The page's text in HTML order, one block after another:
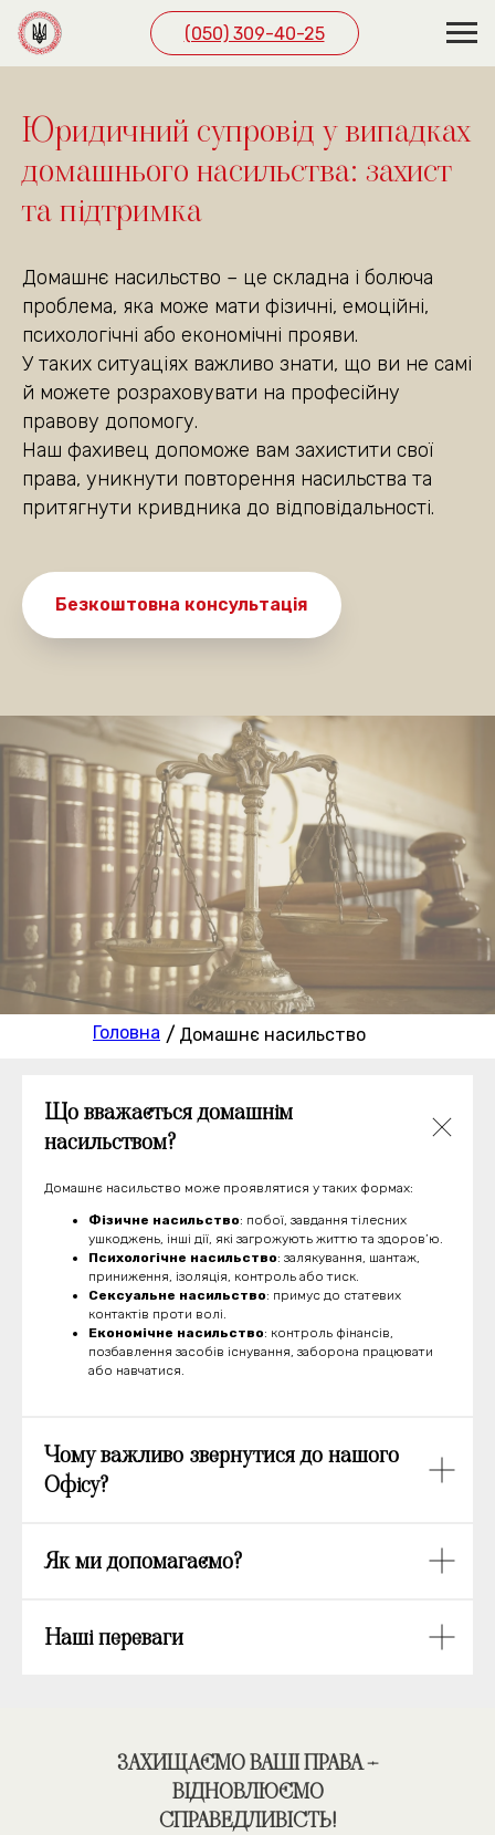
(050) 309-40-25
Юридичний супровід у випадках
домашнього насильства: захист
та підтримка
Домашнє насильство – це складна і болюча
проблема, яка може мати фізичні, емоційні,
психологічні або економічні прояви.
У таких ситуаціях важливо знати, що ви не самі
й можете розраховувати на професійну
правову допомогу.
Наш фахивец допоможе вам захистити свої
права, уникнути повторення насильства та
притягнути кривдника до відповідальності.
Безкоштовна консультація
Головна / Домашнє насильство
Що вважається домашнім
насильством?
Домашнє насильство може проявлятися у таких формах:
Фізичне насильство: побої, завдання тілесних
ушкоджень, інші дії, які загрожують життю та здоров’ю.
Психологічне насильство: залякування, шантаж,
приниження, ізоляція, контроль або тиск.
Сексуальне насильство: примус до статевих
контактів проти волі.
Економічне насильство: контроль фінансів,
позбавлення засобів існування, заборона працювати
або навчатися.
Чому важливо звернутися до нашого
Офісу?
Як ми допомагаємо?
Наші переваги
ЗАХИЩАЄМО ВАШІ ПРАВА –
ВІДНОВЛЮЄМО
СПРАВЕДЛИВІСТЬ!
ЗРУЧНИМ СПОСОБОМ
пн. — пт. 10:00—19:00
сб 10:00—18:00
(050) 309-40-25
м. Київ, вул. Павла
офіс 1
Графік роботи
(подивитись на карті)
Інше місто
Даю згоду наобробку персональних даних
Очікуємо на дзвінок